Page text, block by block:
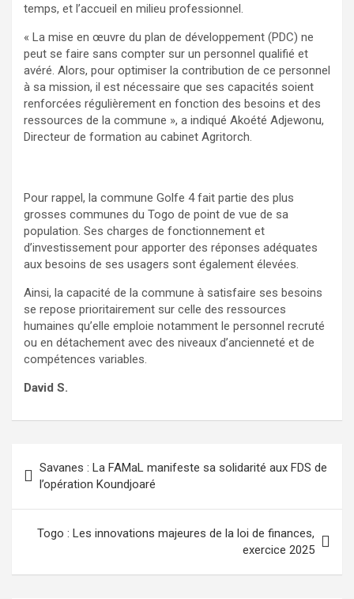
temps, et l’accueil en milieu professionnel.
« La mise en œuvre du plan de développement (PDC) ne
peut se faire sans compter sur un personnel qualifié et
avéré. Alors, pour optimiser la contribution de ce personnel
à sa mission, il est nécessaire que ses capacités soient
renforcées régulièrement en fonction des besoins et des
ressources de la commune », a indiqué Akoété Adjewonu,
Directeur de formation au cabinet Agritorch.
Pour rappel, la commune Golfe 4 fait partie des plus
grosses communes du Togo de point de vue de sa
population. Ses charges de fonctionnement et
d’investissement pour apporter des réponses adéquates
aux besoins de ses usagers sont également élevées.
Ainsi, la capacité de la commune à satisfaire ses besoins
se repose prioritairement sur celle des ressources
humaines qu’elle emploie notamment le personnel recruté
ou en détachement avec des niveaux d’ancienneté et de
compétences variables.
David S.
de
l’article
Savanes : La FAMaL manifeste sa solidarité aux FDS de
l’opération Koundjoaré
Togo : Les innovations majeures de la loi de finances,
exercice 2025